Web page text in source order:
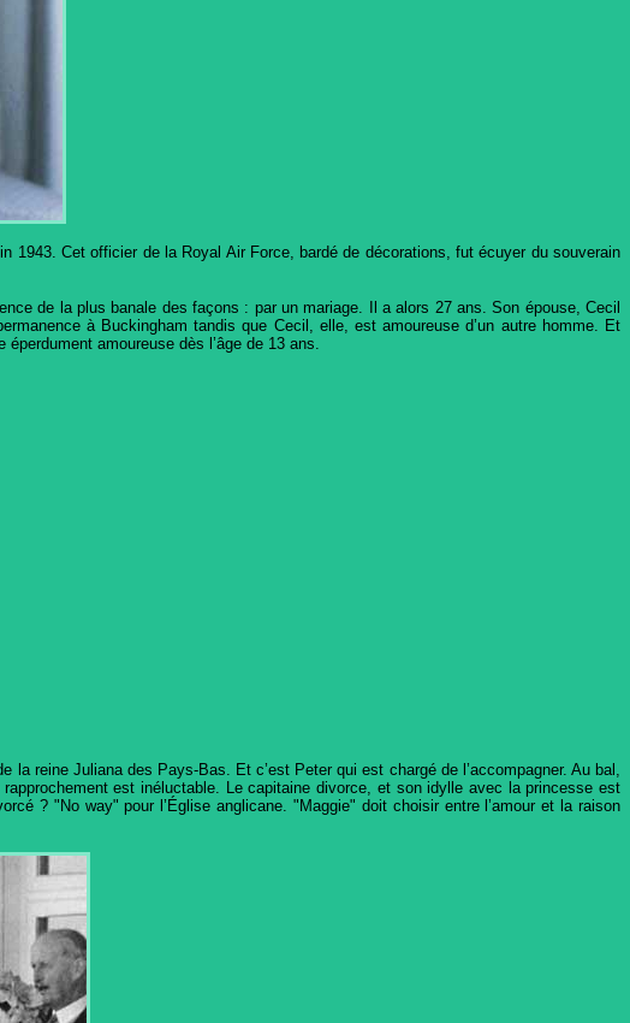
1943. Cet officier de la Royal Air Force, bardé de décorations, fut écuyer du souverain
de la plus banale des façons : par un mariage. Il a alors 27 ans. Son épouse, Cecil
à Buckingham tandis que Cecil, elle, est amoureuse d’un autre homme. Et
amoureuse dès l’âge de 13 ans.
reine Juliana des Pays-Bas. Et c’est Peter qui est chargé de l’accompagner. Au bal,
est inéluctable. Le capitaine divorce, et son idylle avec la princesse est
? "No way" pour l’Église anglicane. "Maggie" doit choisir entre l’amour et la raison